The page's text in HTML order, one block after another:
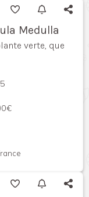
Medulla
verte, que